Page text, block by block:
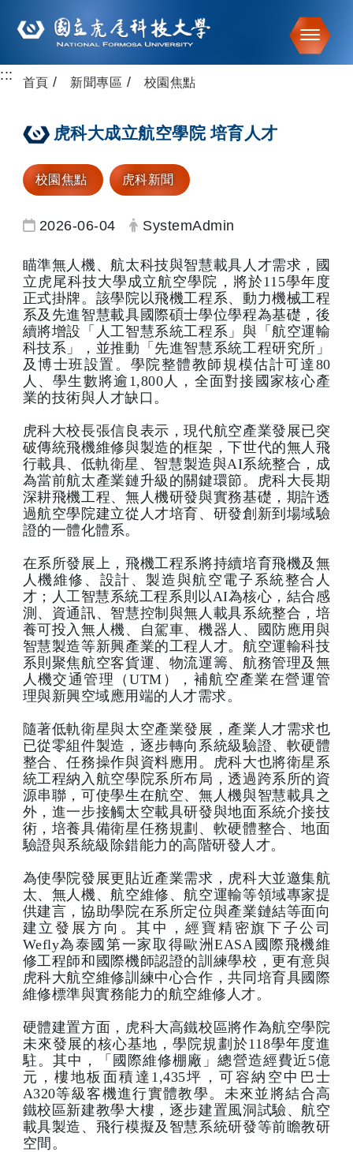
跳到主要內容
::: 首頁 新聞專區 校園焦點
虎科大成立航空學院 培育人才
校園焦點 虎科新聞
日期：
2026-06-04 發布者：
SystemAdmin
瞄準無人機、航太科技與智慧載具人才需求，國
立虎尾科技大學成立航空學院，將於115學年度
正式掛牌。該學院以飛機工程系、動力機械工程
系及先進智慧載具國際碩士學位學程為基礎，後
續將增設「人工智慧系統工程系」與「航空運輸
科技系」，並推動「先進智慧系統工程研究所」
及博士班設置。學院整體教師規模估計可達80
人、學生數將逾1,800人，全面對接國家核心產
業的技術與人才缺口。
虎科大校長張信良表示，現代航空產業發展已突
破傳統飛機維修與製造的框架，下世代的無人飛
行載具、低軌衛星、智慧製造與AI系統整合，成
為當前航太產業鏈升級的關鍵環節。虎科大長期
深耕飛機工程、無人機研發與實務基礎，期許透
過航空學院建立從人才培育、研發創新到場域驗
證的一體化體系。
在系所發展上，飛機工程系將持續培育飛機及無
人機維修、設計、製造與航空電子系統整合人
才；人工智慧系統工程系則以AI為核心，結合感
測、資通訊、智慧控制與無人載具系統整合，培
養可投入無人機、自駕車、機器人、國防應用與
智慧製造等新興產業的工程人才。航空運輸科技
系則聚焦航空客貨運、物流運籌、航務管理及無
人機交通管理（UTM），補航空產業在營運管
理與新興空域應用端的人才需求。
隨著低軌衛星與太空產業發展，產業人才需求也
已從零組件製造，逐步轉向系統級驗證、軟硬體
整合、任務操作與資料應用。虎科大也將衛星系
統工程納入航空學院系所布局，透過跨系所的資
源串聯，可使學生在航空、無人機與智慧載具之
外，進一步接觸太空載具研發與地面系統介接技
術，培養具備衛星任務規劃、軟硬體整合、地面
驗證與系統級除錯能力的高階研發人才。
為使學院發展更貼近產業需求，虎科大並邀集航
太、無人機、航空維修、航空運輸等領域專家提
供建言，協助學院在系所定位與產業鏈結等面向
建立發展方向。其中，經寶精密旗下子公司
Wefly為泰國第一家取得歐洲EASA國際飛機維
修工程師和國際機師認證的訓練學校，更有意與
虎科大航空維修訓練中心合作，共同培育具國際
維修標準與實務能力的航空維修人才。
硬體建置方面，虎科大高鐵校區將作為航空學院
未來發展的核心基地，學院規劃於118學年度進
駐。其中，「國際維修棚廠」總營造經費近5億
元，樓地板面積達1,435坪，可容納空中巴士
A320等級客機進行實體教學。未來並將結合高
鐵校區新建教學大樓，逐步建置風洞試驗、航空
載具製造、飛行模擬及智慧系統研發等前瞻教研
空間。